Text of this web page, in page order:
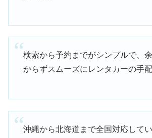
検索から予約までがシンプルで、
からずスムーズにレンタカーの手配
沖縄から北海道まで全国対応して